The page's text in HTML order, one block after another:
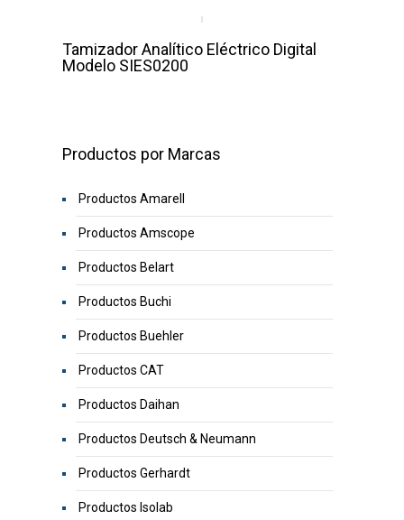
Tamizador Analítico Eléctrico Digital
Modelo SIES0200
Productos por Marcas
Productos Amarell
Productos Amscope
Productos Belart
Productos Buchi
Productos Buehler
Productos CAT
Productos Daihan
Productos Deutsch & Neumann
Productos Gerhardt
Productos Isolab